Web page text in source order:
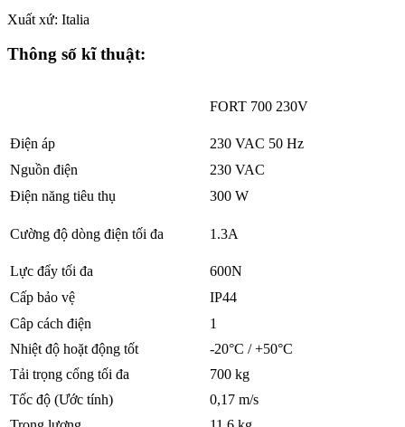
Xuất xứ: Italia
Thông số kĩ thuật:
FORT 700 230V
Điện áp
230 VAC 50 Hz
Nguồn điện
230 VAC
Điện năng tiêu thụ
300 W
Cường độ dòng điện tối đa 1.3A
Lực đẩy tối đa
600N
Cấp bảo vệ
IP44
Câp cách điện
1
Nhiệt độ hoặt động tốt
-20°C / +50°C
Tải trọng cổng tối đa
700 kg
Tốc độ (Ước tính)
0,17 m/s